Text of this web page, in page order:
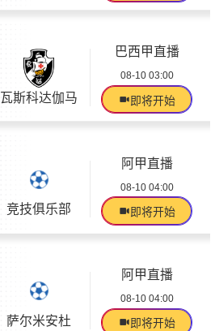
瓦斯科达伽马
巴西甲直播
08-10 03:00
即将开始
竞技俱乐部
阿甲直播
08-10 04:00
即将开始
萨尔米安杜
阿甲直播
08-10 04:00
即将开始